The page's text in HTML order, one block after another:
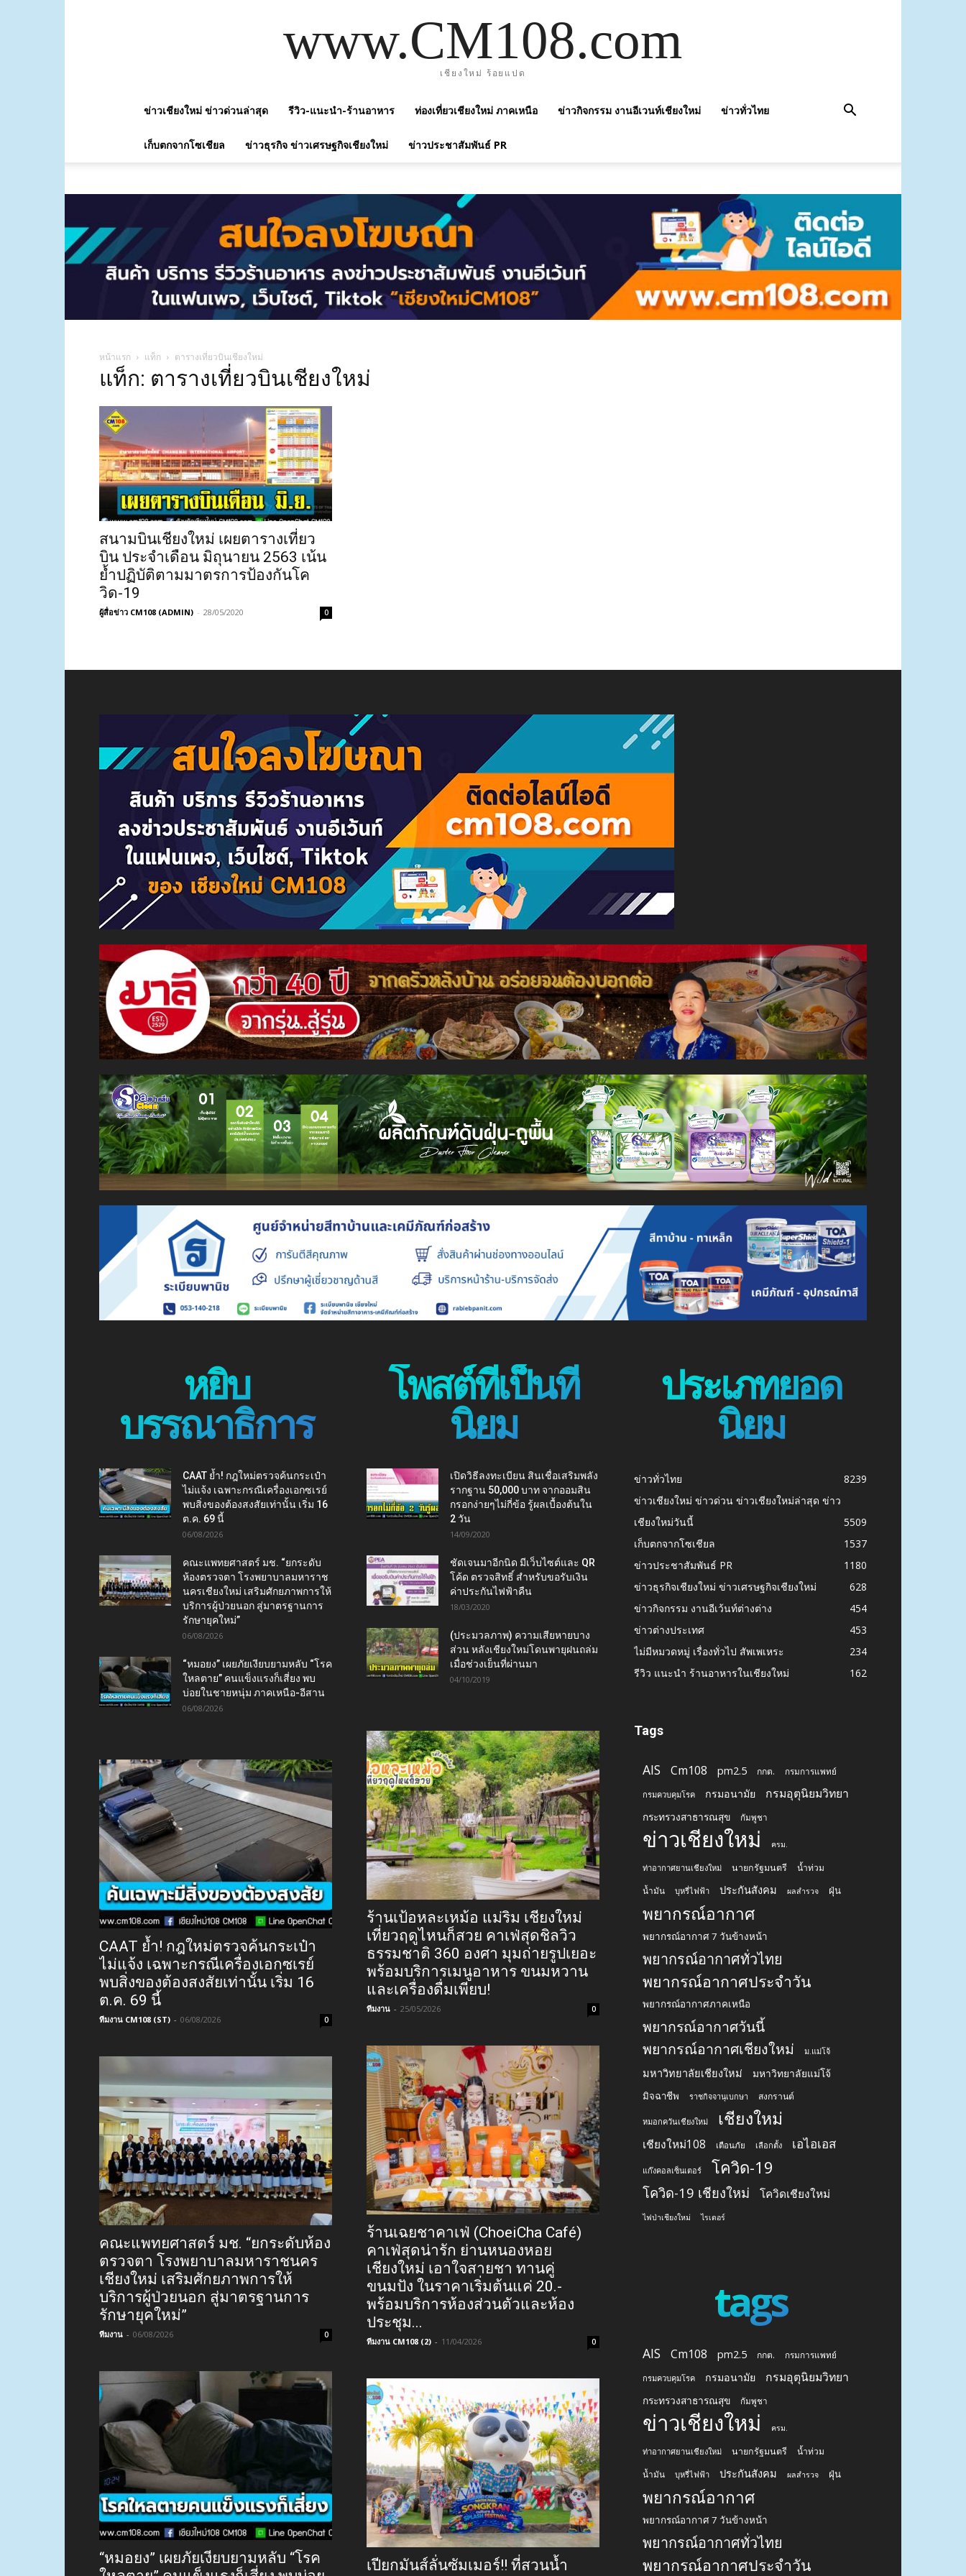
www.CM108.com
เชียงใหม่ ร้อยแปด
ข่าวเชียงใหม่ ข่าวด่วนล่าสุด รีวิว-แนะนำ-ร้านอาหาร ท่องเที่ยวเชียงใหม่ ภาคเหนือ ข่าวกิจกรรม งานอีเวนท์เชียงใหม่ ข่าวทั่วไทย
เก็บตกจากโซเชียล ข่าวธุรกิจ ข่าวเศรษฐกิจเชียงใหม่ ข่าวประชาสัมพันธ์ PR
หน้าแรก แท็ก ตารางเที่ยวบินเชียงใหม่
แท็ก: ตารางเที่ยวบินเชียงใหม่
สนามบินเชียงใหม่ เผยตารางเที่ยว
บิน ประจำเดือน มิถุนายน 2563 เน้น
ย้ำปฏิบัติตามมาตรการป้องกันโค
วิด-19
ผู้สื่อข่าว CM108 (ADMIN) - 28/05/2020 0
หยิบ
บรรณาธิการ
CAAT ย้ำ! กฎใหม่ตรวจค้นกระเป๋า
ไม่แจ้ง เฉพาะกรณีเครื่องเอกซเรย์
พบสิ่งของต้องสงสัยเท่านั้น เริ่ม 16
ต.ค. 69 นี้
06/08/2026
คณะแพทยศาสตร์ มช. “ยกระดับ
ห้องตรวจตา โรงพยาบาลมหาราช
นครเชียงใหม่ เสริมศักยภาพการให้
บริการผู้ป่วยนอก สู่มาตรฐานการ
รักษายุคใหม่”
06/08/2026
“หมอยง” เผยภัยเงียบยามหลับ “โรค
ใหลตาย” คนแข็งแรงก็เสี่ยง พบ
บ่อยในชายหนุ่ม ภาคเหนือ-อีสาน
06/08/2026
CAAT ย้ำ! กฎใหม่ตรวจค้นกระเป๋า
ไม่แจ้ง เฉพาะกรณีเครื่องเอกซเรย์
พบสิ่งของต้องสงสัยเท่านั้น เริ่ม 16
ต.ค. 69 นี้
ทีมงาน CM108 (ST) - 06/08/2026 0
คณะแพทยศาสตร์ มช. “ยกระดับห้อง
ตรวจตา โรงพยาบาลมหาราชนคร
เชียงใหม่ เสริมศักยภาพการให้
บริการผู้ป่วยนอก สู่มาตรฐานการ
รักษายุคใหม่”
ทีมงาน - 06/08/2026 0
“หมอยง” เผยภัยเงียบยามหลับ “โรค
โพสต์ที่เป็นที่
นิยม
เปิดวิธีลงทะเบียน สินเชื่อเสริมพลัง
รากฐาน 50,000 บาท จากออมสิน
กรอกง่ายๆไม่กี่ข้อ รู้ผลเบื้องต้นใน
2 วัน
14/09/2020
ชัดเจนมาอีกนิด มีเว็บไซต์และ QR
โค้ด ตรวจสิทธิ์ สำหรับขอรับเงิน
ค่าประกันไฟฟ้าคืน
18/03/2020
(ประมวลภาพ) ความเสียหายบาง
ส่วน หลังเชียงใหม่โดนพายุฝนถล่ม
เมื่อช่วงเย็นที่ผ่านมา
04/10/2019
ร้านเป้อหละเหม้อ แม่ริม เชียงใหม่
เที่ยวฤดูไหนก็สวย คาเฟ่สุดชิลวิว
ธรรมชาติ 360 องศา มุมถ่ายรูปเยอะ
พร้อมบริการเมนูอาหาร ขนมหวาน
และเครื่องดื่มเพียบ!
ทีมงาน - 25/05/2026 0
ร้านเฉยชาคาเฟ่ (ChoeiCha Café)
คาเฟ่สุดน่ารัก ย่านหนองหอย
เชียงใหม่ เอาใจสายชา ทานคู่
ขนมปัง ในราคาเริ่มต้นแค่ 20.-
พร้อมบริการห้องส่วนตัวและห้อง
ประชุม...
ทีมงาน CM108 (2) - 11/04/2026 0
เปียกมันส์ลั่นซัมเมอร์!! ที่สวนน้ำ
ประเภทยอด
นิยม
ข่าวทั่วไทย
8239
ข่าวเชียงใหม่ ข่าวด่วน ข่าวเชียงใหม่ล่าสุด ข่าว
เชียงใหม่วันนี้
5509
เก็บตกจากโซเชียล
1537
ข่าวประชาสัมพันธ์ PR
1180
ข่าวธุรกิจเชียงใหม่ ข่าวเศรษฐกิจเชียงใหม่
628
ข่าวกิจกรรม งานอีเว้นท์ต่างต่าง
454
ข่าวต่างประเทศ
453
ไม่มีหมวดหมู่ เรื่องทั่วไป สัพเพเหระ
234
รีวิว แนะนำ ร้านอาหารในเชียงใหม่
162
Tags
AIS Cm108 pm2.5 กกต. กรมการแพทย์
กรมควบคุมโรค กรมอนามัย กรมอุตุนิยมวิทยา
กระทรวงสาธารณสุข กัมพูชา
ข่าวเชียงใหม่ ครม.
ท่าอากาศยานเชียงใหม่ นายกรัฐมนตรี น้ำท่วม
น้ำมัน บุหรี่ไฟฟ้า ประกันสังคม ผลสำรวจ ฝุ่น
พยากรณ์อากาศ
พยากรณ์อากาศ 7 วันข้างหน้า
พยากรณ์อากาศทั่วไทย
พยากรณ์อากาศประจำวัน
พยากรณ์อากาศภาคเหนือ
พยากรณ์อากาศวันนี้
พยากรณ์อากาศเชียงใหม่
ม.แม่โจ้
มหาวิทยาลัยเชียงใหม่ มหาวิทยาลัยแม่โจ้
มิจฉาชีพ ราชกิจจานุเบกษา สงกรานต์
หมอกควันเชียงใหม่ เชียงใหม่
เชียงใหม่108 เตือนภัย เลือกตั้ง เอไอเอส
แก๊งคอลเซ็นเตอร์ โควิด-19
โควิด-19 เชียงใหม่ โควิดเชียงใหม่
ไฟป่าเชียงใหม่ ไรเดอร์
tags
AIS Cm108 pm2.5 กกต. กรมการแพทย์
กรมควบคุมโรค กรมอนามัย กรมอุตุนิยมวิทยา
กระทรวงสาธารณสุข กัมพูชา
ข่าวเชียงใหม่ ครม.
ท่าอากาศยานเชียงใหม่ นายกรัฐมนตรี น้ำท่วม
น้ำมัน บุหรี่ไฟฟ้า ประกันสังคม ผลสำรวจ ฝุ่น
พยากรณ์อากาศ
พยากรณ์อากาศ 7 วันข้างหน้า
พยากรณ์อากาศทั่วไทย
พยากรณ์อากาศประจำวัน